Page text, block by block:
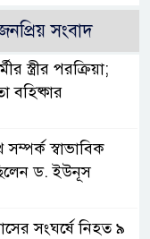
সংবাদ
স্ত্রীর পরক্রিয়া;
বহিষ্কার
স্বাভাবিক
ড. ইউনূস
সংঘর্ষে নিহত ৯